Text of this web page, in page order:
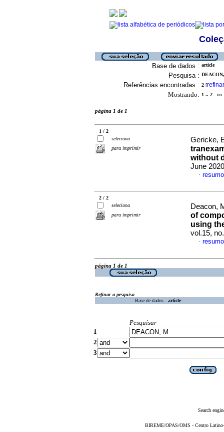
Base de dados : article
Pesquisa :
Referências encontradas : 2 [refinar
Mostrando: 1 .. 2 no
página 1 de 1
1 / 2
seleciona
para imprimir
Gericke,
without
June
·
2 / 2
seleciona
para imprimir
Deacon,
of
using
vol.15,
·
página 1 de 1
Refinar a pesquisa
Base de dados : article
Pesquisar
1
2
3
Search
BIREME/OPAS/OMS - Centro Latino-